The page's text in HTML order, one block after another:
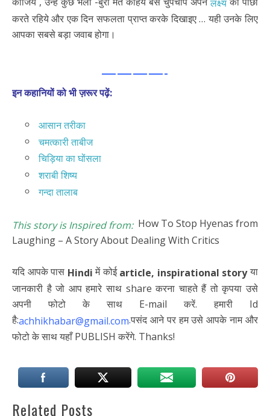
लक्ष्य
करते रहिये और एक दिन सफलता प्राप्त करके दिखाइए … यही उनके लिए
आपका सबसे बड़ा जवाब होगा।
————-
इन कहानियों को भी ज़रूर पढ़ें:
आसान तरीका
चमत्कारी ताबीज
चिड़िया का घोंसला
शराबी शिष्य
गन्दा तालाब
This story is Inspired from:How To Stop Hyenas from
Laughing – A Story About Dealing With Critics
यदि आपके पास Hindiमें कोईarticle, inspirational storyया
जानकारी है जो आप हमारे साथ share करना चाहते हैं तो कृपया उसे
अपनी फोटो के साथ E-mail करें. हमारी Id
है:achhikhabar@gmail.com.पसंद आने पर हम उसे आपके नाम और
फोटो के साथ यहाँ PUBLISH करेंगे. Thanks!
Related Posts